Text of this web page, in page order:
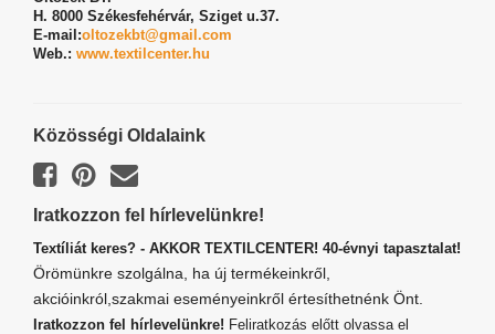
H. 8000 Székesfehérvár, Sziget u.37.
E-mail:oltozekbt@gmail.com
Web.: www.textilcenter.hu
Közösségi Oldalaink
Iratkozzon fel hírlevelünkre!
Textíliát keres? - AKKOR TEXTILCENTER! 40-évnyi tapasztalat!
Örömünkre szolgálna, ha új termékeinkről,
akcióinkról,szakmai eseményeinkről értesíthetnénk Önt.
Iratkozzon fel hírlevelünkre! Feliratkozás előtt olvassa el